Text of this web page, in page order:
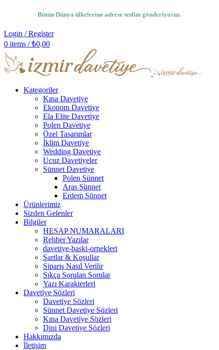
Bütün Dünya ülkelerine adrese teslim gönderiyoruz.
Login / Register
0 items / ₺0,00
Kategoriler
Kına Davetiye
Ekonom Davetiye
Ela Elite Davetiye
Polen Davetiye
Özel Tasarımlar
İklim Davetiye
Wedding Davetiye
Ucuz Davetiyeler
Sünnet Davetiye
Polen Sünnet
Aras Sünnet
Erdem Sünnet
Ürünlerimiz
Sizden Gelenler
Bilgiler
HESAP NUMARALARI
Rehber Yazılar
davetiye-baski-ornekleri
Şartlar & Koşullar
Sipariş Nasıl Verilir
Sıkça Sorulan Sorular
Yazı Karakterleri
Davetiye Sözleri
Davetiye Sözleri
Sünnet Davetiye Sözleri
Kına Davetiye Sözleri
Dini Davetiye Sözleri
Hakkımızda
İletişim